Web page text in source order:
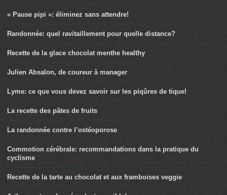
« Pause pipi »: éliminez sans attendre!
Randonnée: quel ravitaillement pour quelle distance?
Recette de la glace chocolat menthe healthy
Julien Absalon, de coureur à manager
Lyme: ce que vous devez savoir sur les piqûres de tique!
La recette des pâtes de fruits
La randonnée contre l’ostéoporose
Commotion cérébrale: recommandations dans la pratique du
cyclisme
Recette de la tarte au chocolat et aux framboises veggie